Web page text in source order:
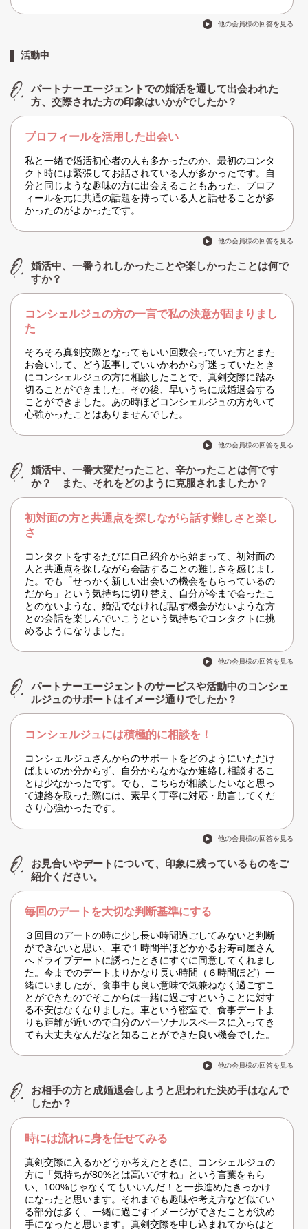
他の会員様の回答を見る
活動中
パートナーエージェントでの婚活を通して出会われた
方、交際された方の印象はいかがでしたか？
プロフィールを活用した出会い
私と一緒で婚活初心者の人も多かったのか、最初のコンタ
クト時には緊張してお話されている人が多かったです。自
分と同じような趣味の方に出会えることもあった、プロフ
ィールを元に共通の話題を持っている人と話せることが多
かったのがよかったです。
他の会員様の回答を見る
婚活中、一番うれしかったことや楽しかったことは何で
すか？
コンシェルジュの方の一言で私の決意が固まりまし
た
そろそろ真剣交際となってもいい回数会っていた方とまた
お会いして、どう返事していいかわからず迷っていたとき
にコンシェルジュの方に相談したことで、真剣交際に踏み
切ることができました。その後、早いうちに成婚退会する
ことができました。あの時ほどコンシェルジュの方がいて
心強かったことはありませんでした。
他の会員様の回答を見る
婚活中、一番大変だったこと、辛かったことは何です
か？ また、それをどのように克服されましたか？
初対面の方と共通点を探しながら話す難しさと楽し
さ
コンタクトをするたびに自己紹介から始まって、初対面の
人と共通点を探しながら会話することの難しさを感じまし
た。でも「せっかく新しい出会いの機会をもらっているの
だから」という気持ちに切り替え、自分が今まで会ったこ
とのないような、婚活でなければ話す機会がないような方
との会話を楽しんでいこうという気持ちでコンタクトに挑
めるようになりました。
他の会員様の回答を見る
パートナーエージェントのサービスや活動中のコンシェ
ルジュのサポートはイメージ通りでしたか？
コンシェルジュには積極的に相談を！
コンシェルジュさんからのサポートをどのようにいただけ
ばよいのか分からず、自分からなかなか連絡し相談するこ
とは少なかったです。でも、こちらが相談したいなと思っ
て連絡を取った際には、素早く丁寧に対応・助言してくだ
さり心強かったです。
他の会員様の回答を見る
お見合いやデートについて、印象に残っているものをご
紹介ください。
毎回のデートを大切な判断基準にする
３回目のデートの時に少し長い時間過ごしてみないと判断
ができないと思い、車で１時間半ほどかかるお寿司屋さん
へドライブデートに誘ったときにすぐに同意してくれまし
た。今までのデートよりかなり長い時間（６時間ほど）一
緒にいましたが、食事中も良い意味で気兼ねなく過ごすこ
とができたのでそこからは一緒に過ごすということに対す
る不安はなくなりました。車という密室で、食事デートよ
りも距離が近いので自分のパーソナルスペースに入ってき
ても大丈夫なんだなと知ることができた良い機会でした。
他の会員様の回答を見る
お相手の方と成婚退会しようと思われた決め手はなんで
したか？
時には流れに身を任せてみる
真剣交際に入るかどうか考えたときに、コンシェルジュの
方に「気持ちが80%とは高いですね」という言葉をもら
い、100%じゃなくてもいいんだ！と一歩進めたきっかけ
になったと思います。それまでも趣味や考え方など似てい
る部分は多く、一緒に過ごすイメージができたことが決め
手になったと思います。真剣交際を申し込まれてからはと